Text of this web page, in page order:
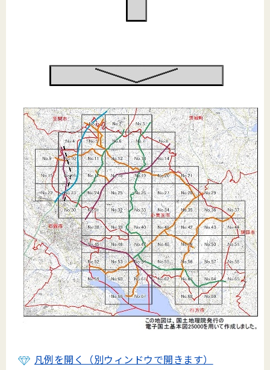
凡例を開く（別ウィンドウで開きます）